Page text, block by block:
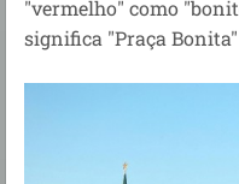
"vermelho" como
significa "Praça